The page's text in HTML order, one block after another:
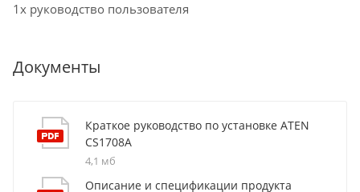
1х руководство пользователя
Документы
Краткое руководство по установке ATEN
CS1708A
4,1 мб
Описание и спецификации продукта